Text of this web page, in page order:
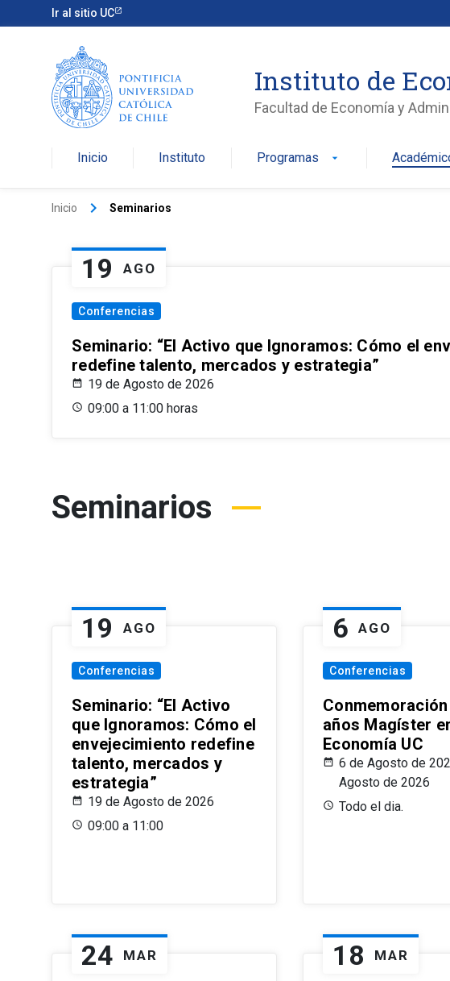
Ir al sitio UC
Instituto de
Facultad de Economía y
Inicio Instituto Programas arrow_drop_down
Inicio keyboard_arrow_right Seminarios
19 AGO
Conferencias
Seminario: “El Activo que Ignoramos: Cómo el
redefine talento, mercados y estrategia”
19 de Agosto de 2026
09:00 a 11:00 horas
Seminarios
19 AGO
Conferencias
Seminario: “El Activo
que Ignoramos: Cómo el
envejecimiento redefine
talento, mercados y
estrategia”
19 de Agosto de 2026
09:00 a 11:00
6 AGO
Conferencias
años Magíster
Economía UC
6 de Agosto de
Agosto de 2026
Todo el dia.
24 MAR 18 MAR